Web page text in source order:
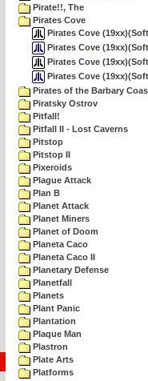
Pirate!!, The
Pirates Cove
Pirates Cove
Pirates Cove
Pirates Cove
Pirates Cove
Pirates of the Barbary
Piratsky Ostrov
Pitfall!
Pitfall II - Lost Caverns
Pitstop
Pitstop II
Pixeroids
Plague Attack
Plan B
Planet Attack
Planet Miners
Planet of Doom
Planeta Caco
Planeta Caco II
Planetary Defense
Planetfall
Planets
Plant Panic
Plantation
Plaque Man
Plastron
Plate Arts
Platforms